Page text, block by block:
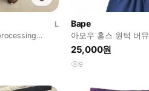
L
Bape
아모우 홀스 원턱 버
25,000원
9